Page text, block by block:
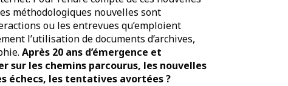
méthodologiques nouvelles sont
ou les entrevues qu’emploient
l’utilisation de documents d’archives,
Après 20 ans d’émergence et
sur les chemins parcourus, les nouvelles
échecs, les tentatives avortées ?